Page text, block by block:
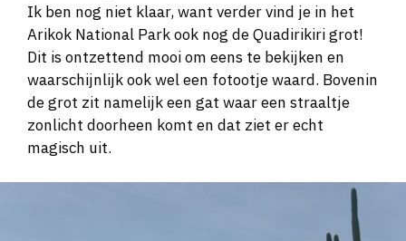
Ik ben nog niet klaar, want verder vind je in het
Arikok National Park ook nog de Quadirikiri grot!
Dit is ontzettend mooi om eens te bekijken en
waarschijnlijk ook wel een fotootje waard. Bovenin
de grot zit namelijk een gat waar een straaltje
zonlicht doorheen komt en dat ziet er echt
magisch uit.